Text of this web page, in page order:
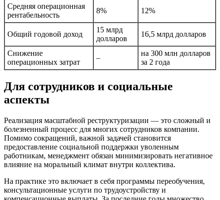
Средняя операционная
рентабельность
8% 12%
Общий годовой доход
15 млрд
долларов
16,5 млрд долларов
Снижение
операционных затрат
–
на 300 млн долларов
за 2 года
Для сотрудников и социальные
аспекты
Реализация масштабной реструктуризации — это сложный и
болезненный процесс для многих сотрудников компании.
Помимо сокращений, важной задачей становится
предоставление социальной поддержки уволенным
работникам, менеджмент обязан минимизировать негативное
влияние на моральный климат внутри коллектива.
На практике это включает в себя программы переобучения,
консультационные услуги по трудоустройству и